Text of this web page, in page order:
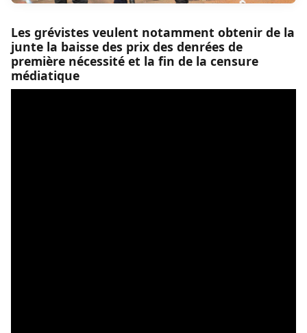
Les grévistes veulent notamment obtenir de la
junte la baisse des prix des denrées de
première nécessité et la fin de la censure
médiatique